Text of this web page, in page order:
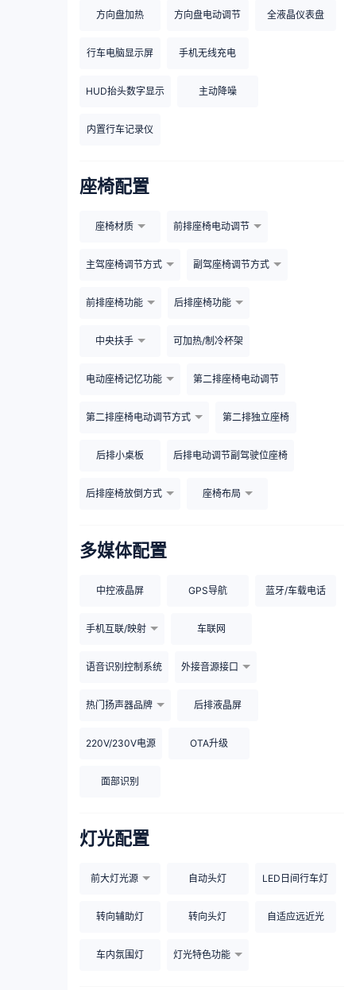
方向盘加热 方向盘电动调节 全液晶仪表盘
行车电脑显示屏 手机无线充电
HUD抬头数字显示 主动降噪
内置行车记录仪
座椅配置
座椅材质 前排座椅电动调节
主驾座椅调节方式 副驾座椅调节方式
前排座椅功能 后排座椅功能
中央扶手 可加热/制冷杯架
电动座椅记忆功能 第二排座椅电动调节
第二排座椅电动调节方式 第二排独立座椅
后排小桌板 后排电动调节副驾驶位座椅
后排座椅放倒方式 座椅布局
多媒体配置
中控液晶屏 GPS导航 蓝牙/车载电话
手机互联/映射 车联网
语音识别控制系统 外接音源接口
热门扬声器品牌 后排液晶屏
220V/230V电源 OTA升级
面部识别
灯光配置
前大灯光源 自动头灯 LED日间行车灯
转向辅助灯 转向头灯 自适应远近光
车内氛围灯 灯光特色功能